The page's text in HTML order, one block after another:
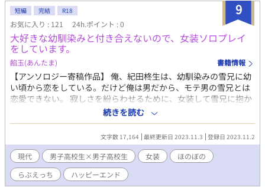
9
短編 完結 R18
お気に入り : 121 24h.ポイント : 0
大好きな幼馴染みと付き合えないので、女装ソロプレイ
をしています。
餡玉(あんたま) 書籍情報
【アンソロジー寄稿作品】 俺、紀田柊生は、幼馴染みの雪兄に幼
い頃から恋をしている。だけど俺は男だから、モテ男の雪兄とは
恋愛できない。 寂しさを紛らわせるために、女装して雪兄に抱か
れる妄想をしながら自慰にふける虚しい日々を送っていた俺だけ
ど、とあるきっかけからあふれる気持ちを抑えきれなくなって
——！？ おっとり系イケメンDK×一途すぎる可愛い系主人公。
男子高校生同士のラブコメディ。 ◇2023年春、サブロー様主催の
女装アンソロジーに寄せた作品です ◇紙面の関係でタイトルを短
縮して『妄想女装ソロプレイ』としていましたが、元に戻しまし
た。
続きを読む
文字数 17,164 最終更新日 2023.11.3 登録日 2023.11.2
現代 男子高校生×男子高校生 女装
ほのぼの
らぶえっち
ハッピーエンド